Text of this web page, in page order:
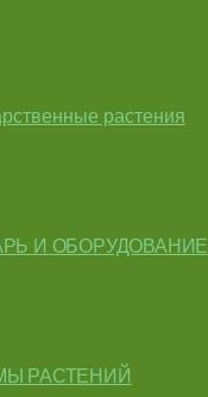
растения
И ОБОРУДОВАНИЕ
РАСТЕНИЙ